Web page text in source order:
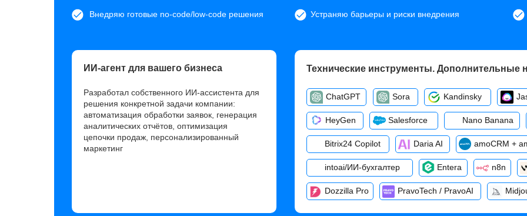
Внедряю готовые no-code/low-code решения Устраняю барьеры и риски внедрения
ИИ-агент для вашего бизнеса
Разработал собственного ИИ-ассистента для
решения конкретной задачи компании:
автоматизация обработки заявок, генерация
аналитических отчётов, оптимизация
цепочки продаж, персонализированный
маркетинг
ChatGPT Sora Kandinsky
HeyGen
Технические инструменты. Дополнительные
Salesforce
Bitrix24 Copilot
intoai/ИИ-бухгалтер Entera
Daria AI
PravoTech / PravoAI
n8n
Dozzilla Pro
amoCRM +
Nano Banana